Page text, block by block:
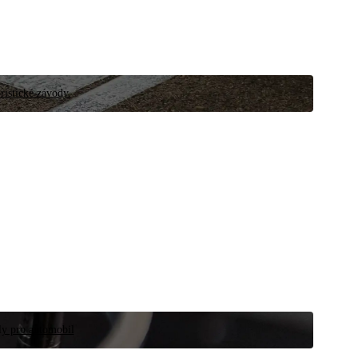
závody.
pro automobil